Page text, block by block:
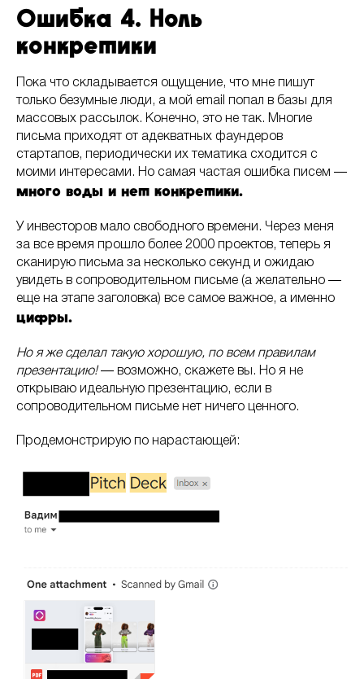
Ошибка 4. Ноль
конкретики
Пока что складывается ощущение, что мне пишут
только безумные люди, а мой email попал в базы для
массовых рассылок. Конечно, это не так. Многие
письма приходят от адекватных фаундеров
стартапов, периодически их тематика сходится с
моими интересами. Но самая частая ошибка писем ―
много воды и нет конкретики.
У инвесторов мало свободного времени. Через меня
за все время прошло более 2000 проектов, теперь я
сканирую письма за несколько секунд и ожидаю
увидеть в сопроводительном письме (а желательно ―
еще на этапе заголовка) все самое важное, а именно
цифры.
Но я же сделал такую хорошую, по всем правилам
презентацию! ― возможно, скажете вы. Но я не
открываю идеальную презентацию, если в
сопроводительном письме нет ничего ценного.
Продемонстрирую по нарастающей: